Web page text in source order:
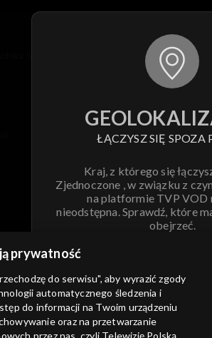
ŁĄCZYSZ SIĘ SPOZA
Kraj, z którego się
Zjednoczone , w związku z
na platformie TVP VOD
nieodstępna. Sprawdź, które
obejrzeć.
ANULUJ
usług
prywatność
do serwisu", aby wyrazić zgody
automatycznego śledzenia i
do informacji na Twoim urządzeniu
oraz na przetwarzanie
przez nas, czyli Telewizję Polską